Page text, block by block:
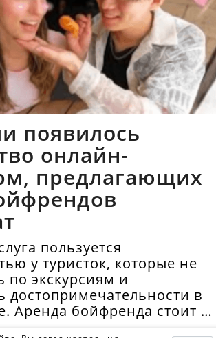
появилось
онлайн-
предлагающих
пользуется
у туристок, которые не
по экскурсиям и
достопримечательности в
Аренда бойфренда стоит в